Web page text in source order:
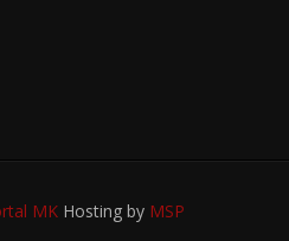
MK Hosting by MSP